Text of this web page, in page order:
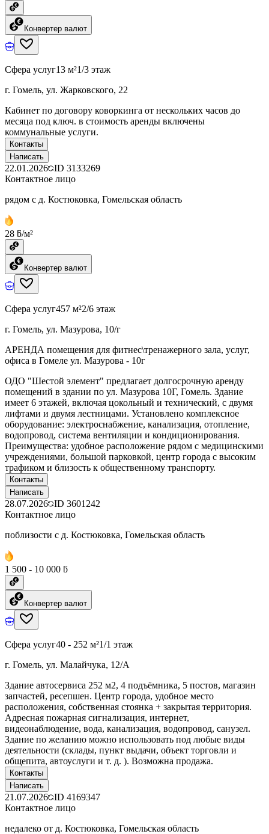
Конвертер валют
Сфера услуг13 м²1/3 этаж
г. Гомель, ул. Жарковского, 22
Кабинет по договору коворкинга от нескольких часов до
месяца под ключ. в стоимость аренды включены
коммунальные услуги.
Контакты
Написать
22.01.2026 ID 3133269
Контактное лицо
рядом с д. Костюковка, Гомельская область
28 ƃ/м²
Конвертер валют
Сфера услуг457 м²2/6 этаж
г. Гомель, ул. Мазурова, 10/г
АРЕНДА помещения для фитнес\тренажерного зала, услуг,
офиса в Гомеле ул. Мазурова - 10г
ОДО "Шестой элемент" предлагает долгосрочную аренду
помещений в здании по ул. Мазурова 10Г, Гомель. Здание
имеет 6 этажей, включая цокольный и технический, с двумя
лифтами и двумя лестницами. Установлено комплексное
оборудование: электроснабжение, канализация, отопление,
водопровод, система вентиляции и кондиционирования.
Преимущества: удобное расположение рядом с медицинскими
учреждениями, большой парковкой, центр города с высоким
трафиком и близость к общественному транспорту.
Контакты
Написать
28.07.2026 ID 3601242
Контактное лицо
поблизости с д. Костюковка, Гомельская область
1 500 - 10 000 ƃ
Конвертер валют
Сфера услуг40 - 252 м²1/1 этаж
г. Гомель, ул. Малайчука, 12/А
Здание автосервиса 252 м2, 4 подъёмника, 5 постов, магазин
запчастей, ресепшен. Центр города, удобное место
расположения, собственная стоянка + закрытая территория.
Адресная пожарная сигнализация, интернет,
видеонаблюдение, вода, канализация, водопровод, санузел.
Здание по желанию можно использовать под любые виды
деятельности (склады, пункт выдачи, объект торговли и
общепита, автоуслуги и т. д. ). Возможна продажа.
Контакты
Написать
21.07.2026 ID 4169347
Контактное лицо
недалеко от д. Костюковка, Гомельская область